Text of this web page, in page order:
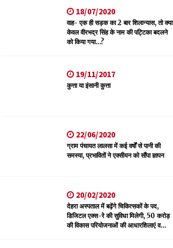
सुधीर शर्मा अपनी बोल-वाणी सुधारें, हिमाचली संस्कृति के
अनुरूप करें भाषा का प्रयोग- राजेश धर्माणी
08/08/2026
बैरागढ़ से चंबा आ रही थी निजी बस शर्मा कोच
08/08/2026
11 से 13 सितंबर तक आयोजित होगी 27वीं वार्षिक खेलकूद
07/08/2026
18/07/2020
वाह- एक ही सड़क का 2 बार शिलान्यास, तो क्या
केवल वीरभद्र सिंह के नाम की पट्टिका बदलने
को किया गया…?
19/11/2017
कुत्ता या इंसानी कुत्ता
22/06/2020
ग्राम पंचायत लालसा में कई वर्षों से पानी की
समस्या, प्रभावितों ने एक्सीयन को सौंपा ज्ञापन
20/02/2020
देहरा अस्पताल में बढ़ेंगे चिकित्सकों के पद,
डिजिटल एक्स-रे की सुविधा मिलेगी, 50 करोड़
की विकास परियोजनाओं की आधारशिलाएं व